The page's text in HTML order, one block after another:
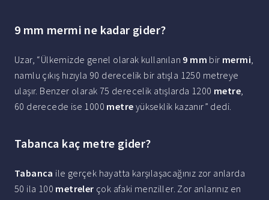
9 mm mermi ne kadar gider?
Uzar, “Ülkemizde genel olarak kullanılan 9 mm bir mermi,
namlu çıkış hızıyla 90 derecelik bir atışla 1250 metreye
ulaşır. Benzer olarak 75 derecelik atışlarda 1200 metre,
60 derecede ise 1000 metre yükseklik kazanır” dedi.
Tabanca kaç metre gider?
Tabanca ile gerçek hayatta karşılaşacağınız zor anlarda
50 ila 100 metreler çok afaki menziller. Zor anlarınız en